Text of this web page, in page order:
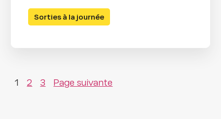
Sorties à la journée
1 2 3 Page suivante